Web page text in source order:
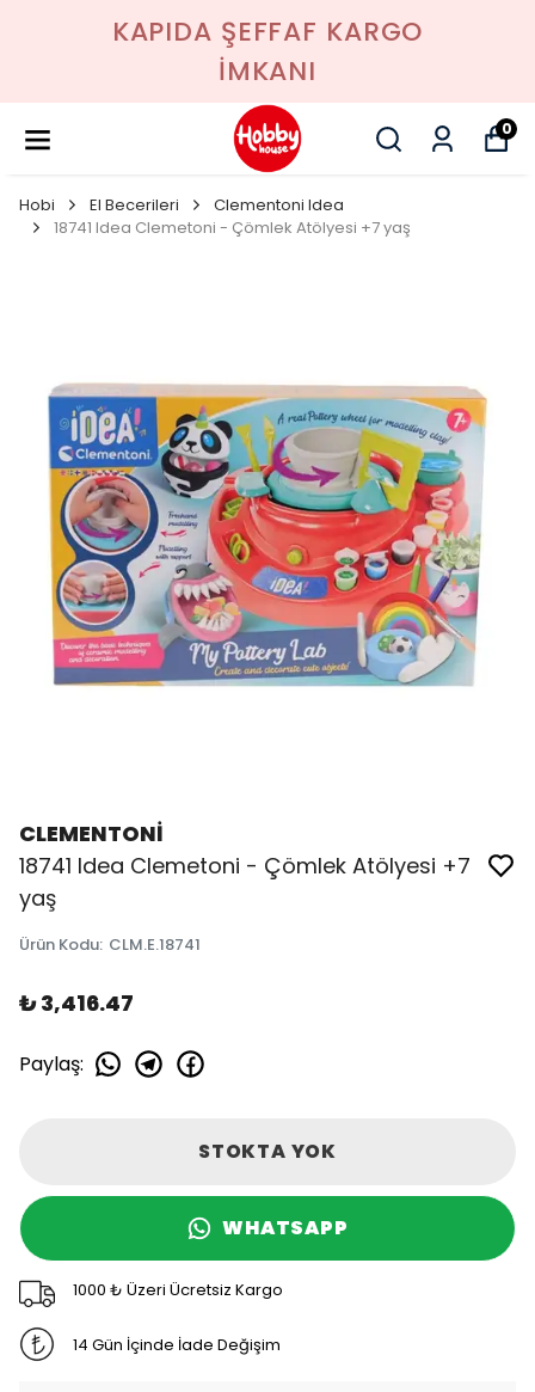
KAPIDA ŞEFFAF KARGO
İMKANI
0
Hobi El Becerileri
Clementoni Idea
18741 Idea Clemetoni - Çömlek Atölyesi +7 yaş
CLEMENTONİ
18741 Idea Clemetoni - Çömlek Atölyesi +7
yaş
Ürün Kodu: CLM.E.18741
₺ 3,416.47
Paylaş:
STOKTA YOK
WHATSAPP
1000 ₺ Üzeri Ücretsiz Kargo
14 Gün İçinde İade Değişim